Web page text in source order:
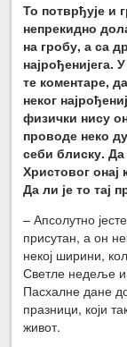
То потврђује и
непрекидно
на гробу, а са
најрођенијега.
те коментаре,
неког
физички нису
проводе неко
себи блиску. Да
Христовог онај
Да ли је то тај
– Апсолутно
присутан, а он
некој ширини,
Светле недеље
Пасхалне дане
празници, који
живот.